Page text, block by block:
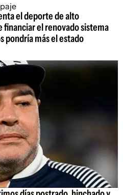
el deporte de alto
el renovado sistema
pondría más el estado